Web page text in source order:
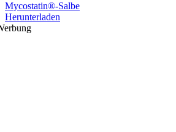
Mycostatin®-Salbe
Herunterladen